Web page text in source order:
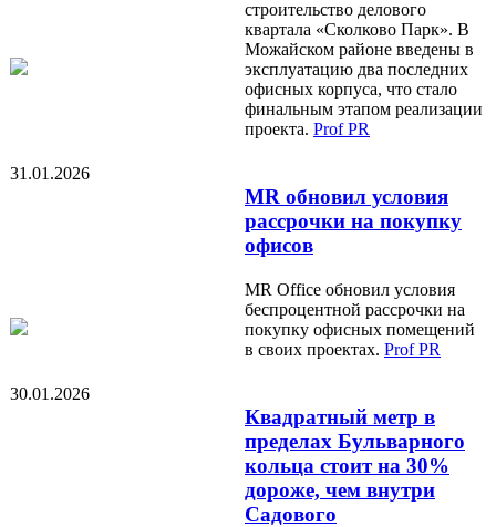
строительство делового
квартала «Сколково Парк». В
Можайском районе введены в
эксплуатацию два последних
офисных корпуса, что стало
финальным этапом реализации
проекта. Prof PR
31.01.2026
MR обновил условия
рассрочки на покупку
офисов
MR Office обновил условия
беспроцентной рассрочки на
покупку офисных помещений
в своих проектах. Prof PR
30.01.2026
Квадратный метр в
пределах Бульварного
кольца стоит на 30%
дороже, чем внутри
Садового